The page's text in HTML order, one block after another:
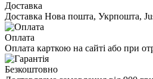
Доставка
Доставка Нова пошта, Укрпошта,
Оплата
Оплата карткою на сайті або при
Безкоштовно